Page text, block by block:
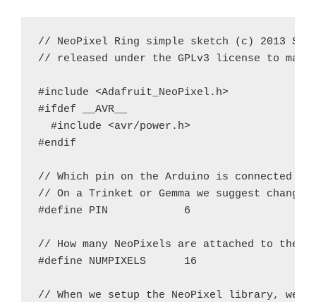
// NeoPixel Ring simple sketch (c) 2013
// released under the GPLv3 license to
#include <Adafruit_NeoPixel.h>
#ifdef __AVR__
  #include <avr/power.h>
#endif
// Which pin on the Arduino is connected to
// On a Trinket or Gemma we suggest
#define PIN            6
// How many NeoPixels are attached to the
#define NUMPIXELS      16
// When we setup the NeoPixel library,